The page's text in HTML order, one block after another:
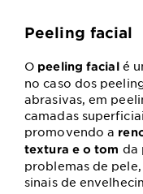
Peeling facial
O peeling facial é
no caso dos
abrasivas, em
camadas
promovendo a
textura e o tom da
problemas de
sinais de